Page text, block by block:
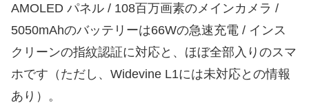
AMOLED パネル / 108百万画素のメインカメラ /
5050mAhのバッテリーは66Wの急速充電 / インス
クリーンの指紋認証に対応と、ほぼ全部入りのスマ
ホです（ただし、Widevine L1には未対応との情報
あり）。